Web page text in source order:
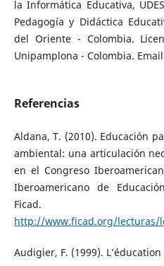
la Informática Educativa,
Pedagogía y Didáctica
del Oriente - Colombia.
Unipamplona - Colombia.
Referencias
Aldana, T. (2010). Educación
ambiental: una articulación
en el Congreso
Iberoamericano de
Ficad.
http://www.ficad.org/lecturas/
Audigier, F. (1999).